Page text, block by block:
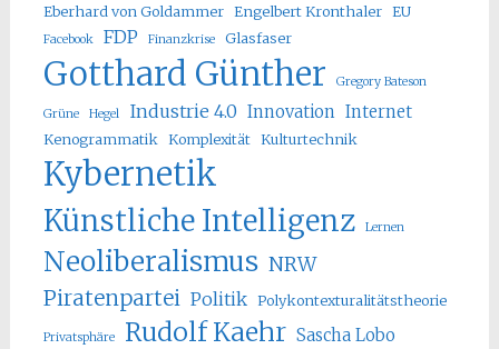
Eberhard von Goldammer Engelbert Kronthaler EU
Facebook FDP Finanzkrise Glasfaser
Gotthard Günther Gregory Bateson
Grüne Hegel Industrie 4.0 Innovation Internet
Kenogrammatik Komplexität Kulturtechnik
Kybernetik
Künstliche Intelligenz Lernen
Neoliberalismus NRW
Piratenpartei Politik Polykontexturalitätstheorie
Privatsphäre Rudolf Kaehr Sascha Lobo